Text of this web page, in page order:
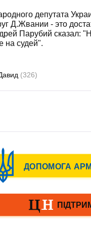
депутата
Д.Жвании - это
Парубий сказал:
на судей".
(326)